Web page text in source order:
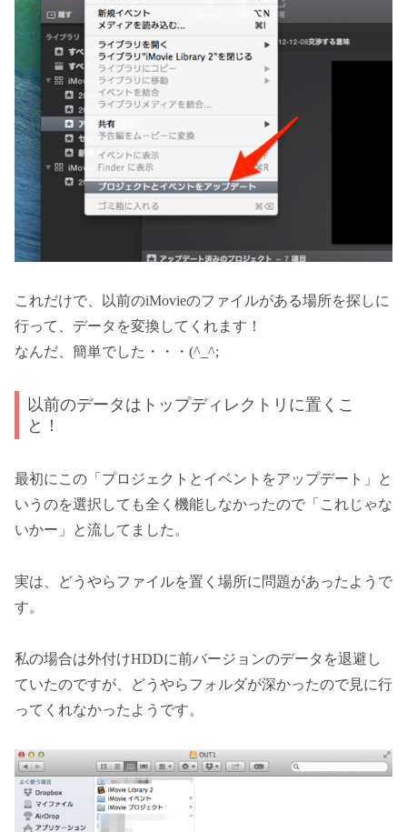
これだけで、以前のiMovieのファイルがある場所を探しに
行って、データを変換してくれます！
なんだ、簡単でした・・・(^_^;
以前のデータはトップディレクトリに置くこ
と！
最初にこの「プロジェクトとイベントをアップデート」と
いうのを選択しても全く機能しなかったので「これじゃな
いかー」と流してました。
実は、どうやらファイルを置く場所に問題があったようで
す。
私の場合は外付けHDDに前バージョンのデータを退避し
ていたのですが、どうやらフォルダが深かったので見に行
ってくれなかったようです。